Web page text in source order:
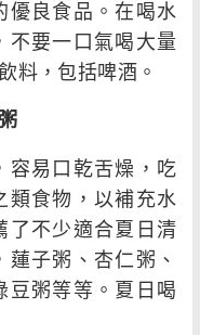
優良食品。在喝水
不要一口氣喝大量
料，包括啤酒。
易口乾舌燥，吃
類食物，以補充水
了不少適合夏日清
子粥、杏仁粥、
豆粥等等。夏日喝